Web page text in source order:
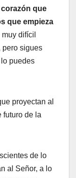
corazón que
que empieza
difícil
pero sigues
puedes
proyectan al
futuro de la
de lo
al Señor, a lo